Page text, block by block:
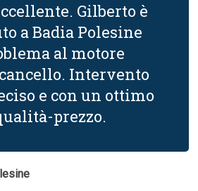
Gilberto è
a Badia Polesine
al motore
Intervento
e con un ottimo
prezzo.